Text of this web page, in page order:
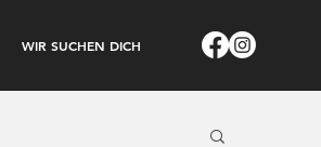
WIR SUCHEN DICH